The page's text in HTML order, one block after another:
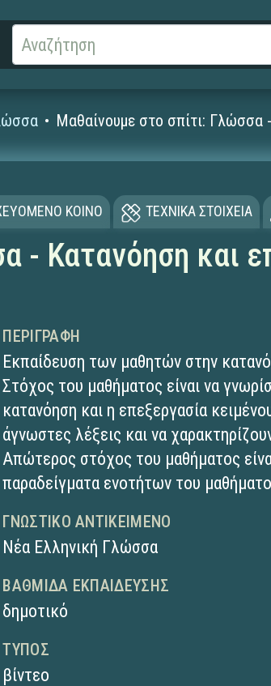
Μαθαίνουμε στο σπίτι: Γλώσσα
ΚΟΙΝΟ ΤΕΧΝΙΚΑ ΣΤΟΙΧΕΙΑ
- Κατανόηση και
ΠΕΡΙΓΡΑΦΉ
Εκπαίδευση των μαθητών στην
Στόχος του μαθήματος είναι να
κατανόηση και η επεξεργασία
άγνωστες λέξεις και να
Απώτερος στόχος του μαθήματος
παραδείγματα ενοτήτων του
ΓΝΩΣΤΙΚΌ ΑΝΤΙΚΕΊΜΕΝΟ
Νέα Ελληνική Γλώσσα
ΒΑΘΜΊΔΑ ΕΚΠΑΊΔΕΥΣΗΣ
δημοτικό
ΤΎΠΟΣ
βίντεο